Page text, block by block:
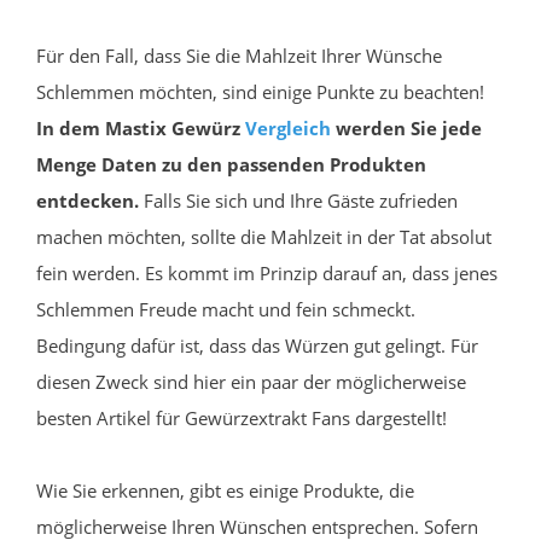
Für den Fall, dass Sie die Mahlzeit Ihrer Wünsche
Schlemmen möchten, sind einige Punkte zu beachten!
In dem Mastix Gewürz Vergleich werden Sie jede
Menge Daten zu den passenden Produkten
entdecken. Falls Sie sich und Ihre Gäste zufrieden
machen möchten, sollte die Mahlzeit in der Tat absolut
fein werden. Es kommt im Prinzip darauf an, dass jenes
Schlemmen Freude macht und fein schmeckt.
Bedingung dafür ist, dass das Würzen gut gelingt. Für
diesen Zweck sind hier ein paar der möglicherweise
besten Artikel für Gewürzextrakt Fans dargestellt!
Wie Sie erkennen, gibt es einige Produkte, die
möglicherweise Ihren Wünschen entsprechen. Sofern